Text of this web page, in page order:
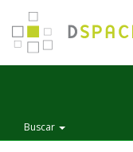
Buscar